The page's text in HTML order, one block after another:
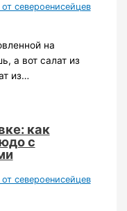
североенисейцев
на
а вот салат из
из…
как
с
североенисейцев